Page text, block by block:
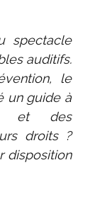
spectacle
auditifs.
le
un guide à
et des
droits ?
disposition